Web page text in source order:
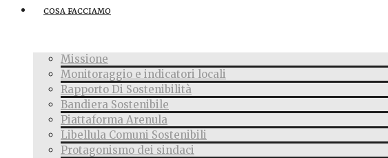
COSA FACCIAMO
Missione
Monitoraggio e indicatori locali
Rapporto Di Sostenibilità
Bandiera Sostenibile
Piattaforma Arenula
Libellula Comuni Sostenibili
Protagonismo dei sindaci